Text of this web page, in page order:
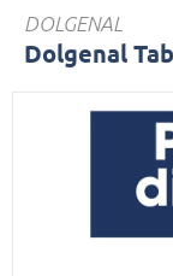
DOLGENAL
Dolgenal